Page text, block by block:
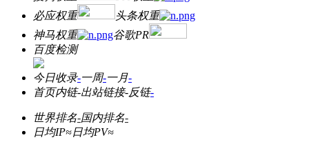
必应权重
头条权重
神马权重
谷歌PR
百度检测
今日收录-一周-一月-
首页内链-出站链接-反链-
世界排名-国内排名-
日均IP≈日均PV≈